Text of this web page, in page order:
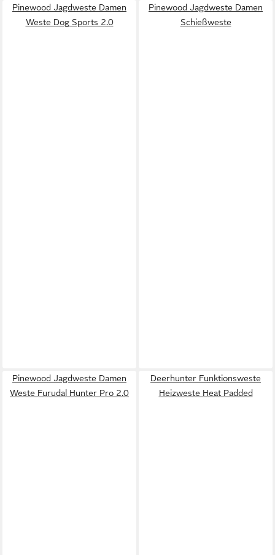
Pinewood Jagdweste Damen
Weste Dog Sports 2.0
Pinewood Jagdweste Damen
Schießweste
Pinewood Jagdweste Damen
Weste Furudal Hunter Pro 2.0
Deerhunter Funktionsweste
Heizweste Heat Padded